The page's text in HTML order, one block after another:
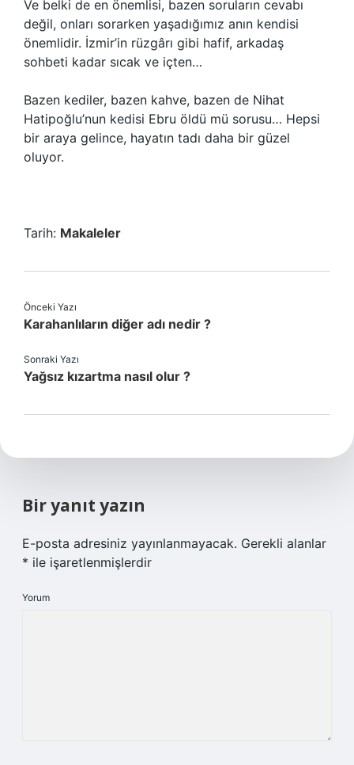
Ve belki de en önemlisi, bazen soruların cevabı
değil, onları sorarken yaşadığımız anın kendisi
önemlidir. İzmir’in rüzgârı gibi hafif, arkadaş
sohbeti kadar sıcak ve içten…
Bazen kediler, bazen kahve, bazen de Nihat
Hatipoğlu’nun kedisi Ebru öldü mü sorusu… Hepsi
bir araya gelince, hayatın tadı daha bir güzel
oluyor.
Tarih: Makaleler
Önceki Yazı
Karahanlıların diğer adı nedir ?
Sonraki Yazı
Yağsız kızartma nasıl olur ?
Bir yanıt yazın
E-posta adresiniz yayınlanmayacak. Gerekli alanlar
* ile işaretlenmişlerdir
Yorum